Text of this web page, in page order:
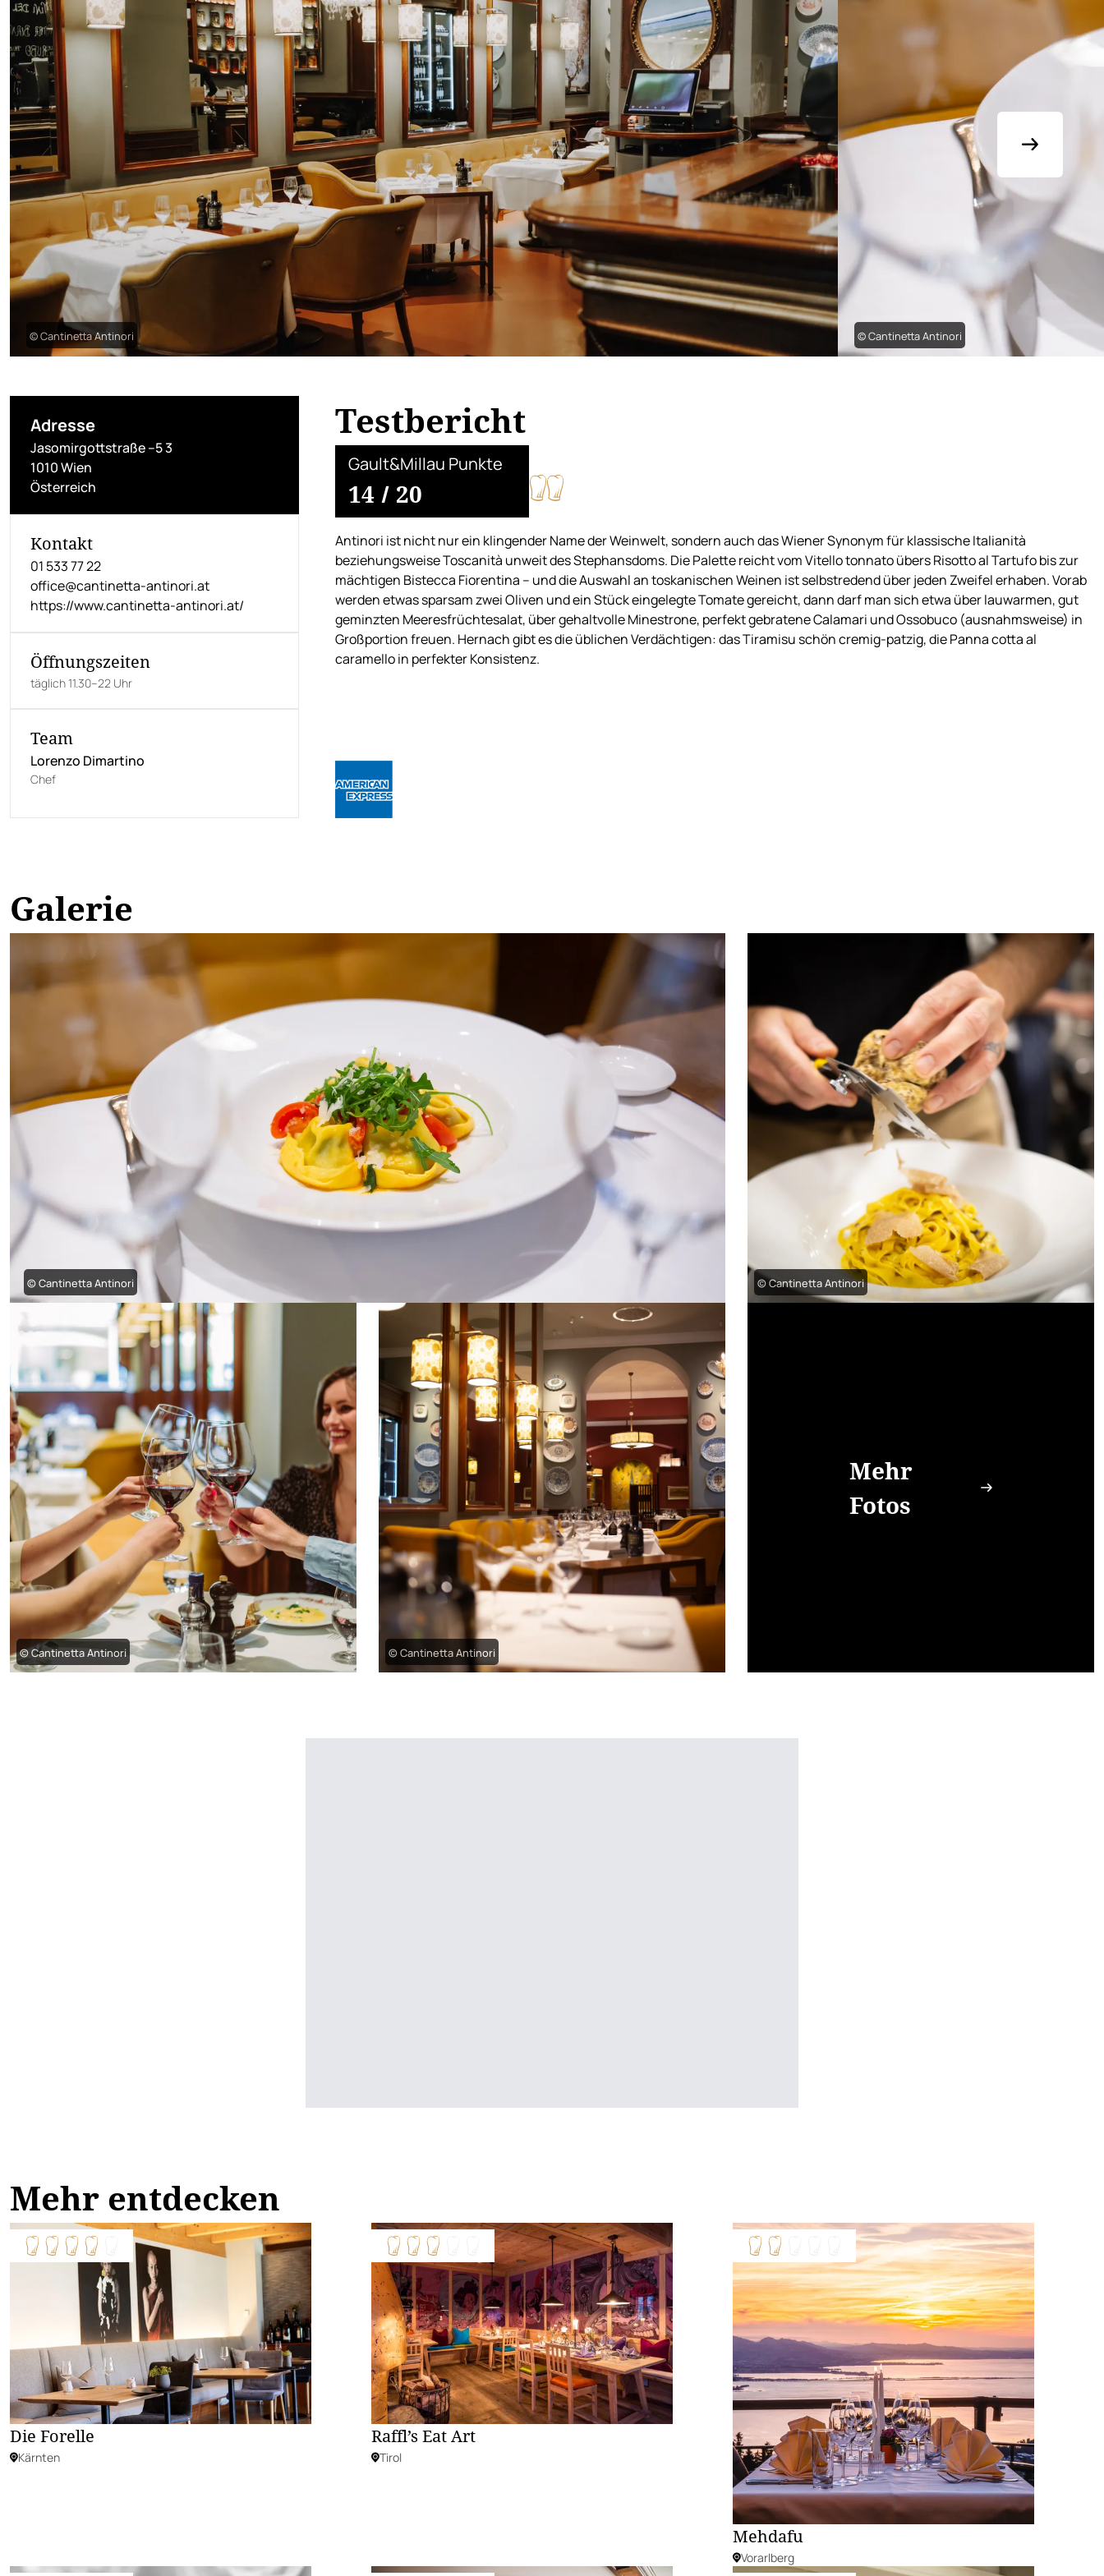
© Cantinetta Antinori © Cantinetta Antinori
Adresse
Jasomirgottstraße –5 3
1010 Wien
Österreich
Kontakt
01 533 77 22
office@cantinetta-antinori.at
https://www.cantinetta-antinori.at/
Öffnungszeiten
täglich 11.30–22 Uhr
Team
Lorenzo Dimartino
Chef
Testbericht
Gault&Millau Punkte
14 / 20
Antinori ist nicht nur ein klingender Name der Weinwelt, sondern auch das Wiener Synonym für klassische Italianità
beziehungsweise Toscanità unweit des Stephansdoms. Die Palette reicht vom Vitello tonnato übers Risotto al Tartufo bis zur
mächtigen Bistecca Fiorentina – und die Auswahl an toskanischen Weinen ist selbstredend über jeden Zweifel erhaben. Vorab
werden etwas sparsam zwei Oliven und ein Stück eingelegte Tomate gereicht, dann darf man sich etwa über lauwarmen, gut
geminzten Meeresfrüchtesalat, über gehaltvolle Minestrone, perfekt gebratene Calamari und Ossobuco (ausnahmsweise) in
Großportion freuen. Hernach gibt es die üblichen Verdächtigen: das Tiramisu schön cremig-patzig, die Panna cotta al
caramello in perfekter Konsistenz.
Galerie
© Cantinetta Antinori © Cantinetta Antinori
© Cantinetta Antinori © Cantinetta Antinori
Mehr
Fotos
Mehr entdecken
Die Forelle
Kärnten
Raffl’s Eat Art
Tirol
Mehdafu
Vorarlberg